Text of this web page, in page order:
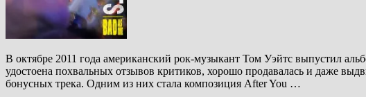
В октябре 2011 года американский рок-музыкант Том Уэйтс выпустил
удостоена похвальных отзывов критиков, хорошо продавалась и даже
бонусных трека. Одним из них стала композиция After You …